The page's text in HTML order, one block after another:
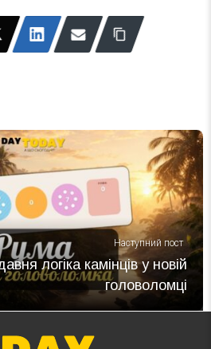
Наступний пост
логіка камінців у новій
головоломці